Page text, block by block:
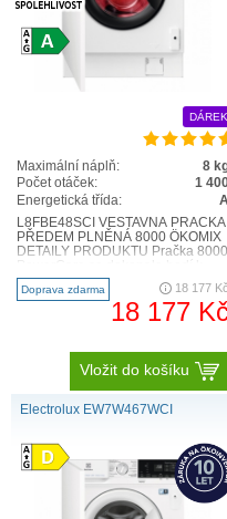
DÁREK
Maximální náplň:
8
Počet otáček:
1
Energetická třída:
L8FBE48SCI VESTAVNÁ PRAČKA
PŘEDEM PLNĚNÁ 8000 ÖKOMIX
DETAILY PRODUKTU Pračka 8000
ostatním spotřebičům, je méně h..
Doprava zdarma 18 177 Kč
18 177
Vložit do košíku
Electrolux EW7W467WCI